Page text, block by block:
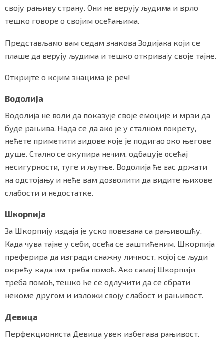
своју рањиву страну. Они не верују људима и врло
тешко говоре о својим осећањима.
Представљамо вам седам знакова Зодијака који се
плаше да верују људима и тешко откривају своје тајне.
Откријте о којим знацима је реч!
Водолија
Водолија не воли да показује своје емоције и мрзи да
буде рањива. Нада се да ако је у сталном покрету,
нећете приметити зидове које је подигао око његове
душе. Стално се окупира нечим, одбацује осећај
несигурности, туге и љутње. Водолија ће вас држати
на одстојању и неће вам дозволити да видите њихове
слабости и недостатке.
Шкорпија
За Шкорпију издаја је уско повезана са рањивошћу.
Када чува тајне у себи, осећа се заштићеним. Шкорпија
преферира да изгради снажну личност, којој се људи
окрећу када им треба помоћ. Ако самој Шкорпији
треба помоћ, тешко ће се одлучити да се обрати
некоме другом и изложи своју слабост и рањивост.
Девица
Перфекциониста Девица увек избегава рањивост.
СПОРТ
Маркетинг |Услови коришћења|Политика